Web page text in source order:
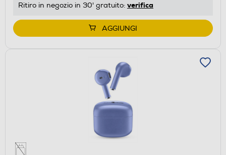
Ritiro in negozio in 30' gratuito: verifica
AGGIUNGI